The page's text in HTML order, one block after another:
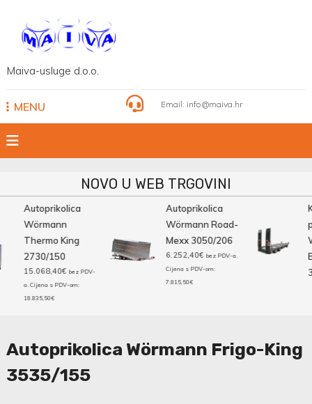
content
Maiva-usluge d.o.o.
MENU Email: info@maiva.hr
NOVO U WEB TRGOVINI
Autoprikolica
Wörmann
Thermo King
2730/150
15.068,40€ bez PDV-
a. Cijena s PDV-om:
18.835,50€
Autoprikolica
Wörmann Road-
Mexx 3050/206
6.252,40€ bez PDV-a.
Cijena s PDV-om:
7.815,50€
Autoprikolica Wörmann Frigo-King
3535/155